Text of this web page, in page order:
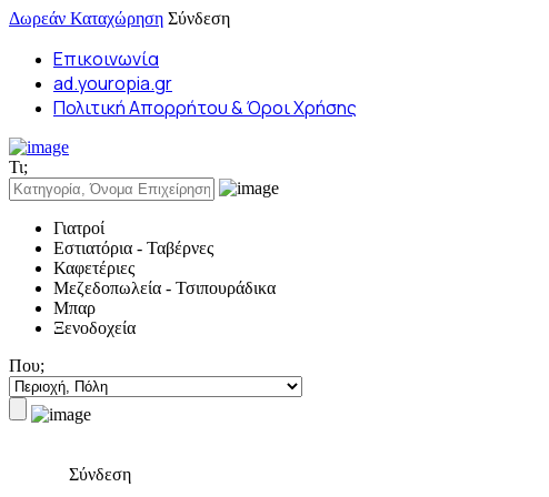
Δωρεάν Καταχώρηση Σύνδεση
Επικοινωνία
ad.youropia.gr
Πολιτική Απορρήτου & Όροι Χρήσης
Τι;
Γιατροί
Εστιατόρια - Ταβέρνες
Καφετέριες
Μεζεδοπωλεία - Τσιπουράδικα
Μπαρ
Ξενοδοχεία
Που;
Σύνδεση